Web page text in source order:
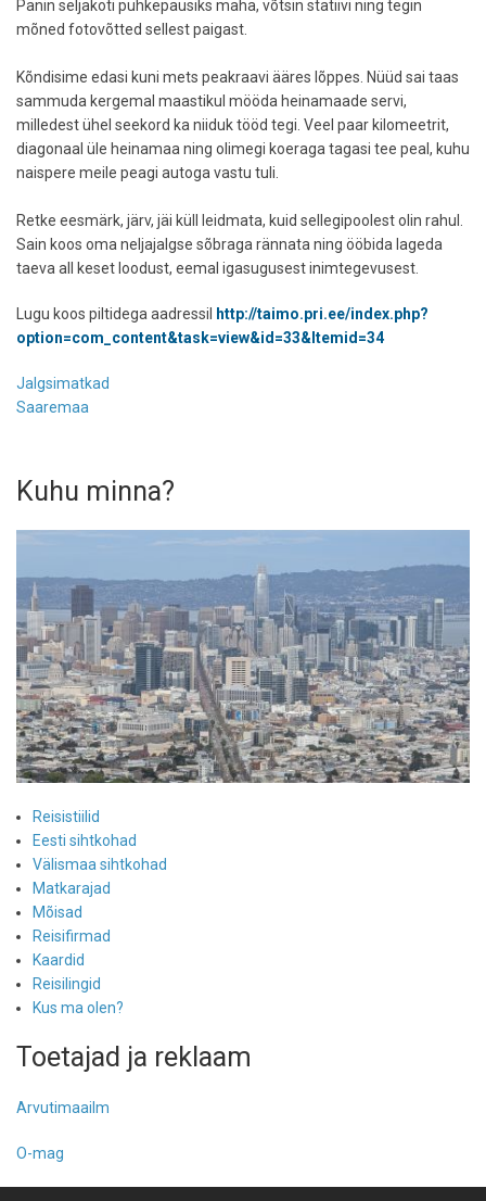
Panin seljakoti puhkepausiks maha, võtsin statiivi ning tegin
mõned fotovõtted sellest paigast.
Kõndisime edasi kuni mets peakraavi ääres lõppes. Nüüd sai taas
sammuda kergemal maastikul mööda heinamaade servi,
milledest ühel seekord ka niiduk tööd tegi. Veel paar kilomeetrit,
diagonaal üle heinamaa ning olimegi koeraga tagasi tee peal, kuhu
naispere meile peagi autoga vastu tuli.
Retke eesmärk, järv, jäi küll leidmata, kuid sellegipoolest olin rahul.
Sain koos oma neljajalgse sõbraga rännata ning ööbida lageda
taeva all keset loodust, eemal igasugusest inimtegevusest.
Lugu koos piltidega aadressil
http://taimo.pri.ee/index.php?
option=com_content&task=view&id=33&Itemid=34
Jalgsimatkad
Saaremaa
Kuhu minna?
Reisistiilid
Eesti sihtkohad
Välismaa sihtkohad
Matkarajad
Mõisad
Reisifirmad
Kaardid
Reisilingid
Kus ma olen?
Toetajad ja reklaam
Arvutimaailm
O-mag